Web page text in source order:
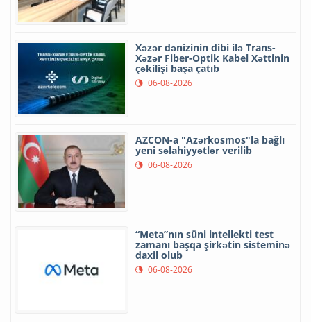
Xəzər dənizinin dibi ilə Trans-
Xəzər Fiber-Optik Kabel Xəttinin
çəkilişi başa çatıb
06-08-2026
AZCON-a "Azərkosmos"la bağlı
yeni səlahiyyətlər verilib
06-08-2026
“Meta”nın süni intellekti test
zamanı başqa şirkətin sisteminə
daxil olub
06-08-2026